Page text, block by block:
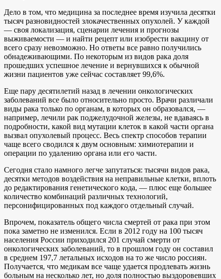
Дело в том, что медицина за последнее время изучила десятки
тысяч разновидностей злокачественных опухолей. У каждой
— своя локализация, сценарии лечения и прогнозы
выживаемости — и найти рецепт или изобрести вакцину от
всего сразу невозможно. Но ответы все равно получились
обнадеживающими. По некоторым из видов рака доля
прошедших успешное лечение и вернувшихся к обычной
жизни пациентов уже сейчас составляет 99,6%.
Еще пару десятилетий назад в лечении онкологических
заболеваний все было относительно просто. Врачи различали
виды рака только по органам, в которых он образовался, —
например, лечили рак поджелудочной железы, не вдаваясь в
подробности, какой вид мутации клеток в какой части органа
вызвал опухолевый процесс. Весь спектр способов терапии
чаще всего сводился к двум основным: химиотерапии и
операции по удалению органа или его части.
Сегодня стало намного легче запутаться: тысячи видов рака,
десятки методов воздействия на неправильные клетки, вплоть
до редактирования генетического кода, — плюс еще большее
количество комбинаций различных технологий,
персонифицированных под каждого отдельный случай.
Впрочем, показатель общего числа смертей от рака при этом
пока заметно не изменился. Если в 2012 году на 100 тысяч
населения России приходился 201 случай смерти от
онкологических заболеваний, то в прошлом году он составил
в среднем 197,7 летальных исходов на то же число россиян.
Получается, что медикам все чаще удается продлевать жизнь
больным на несколько лет, но доля полностью выздоровевших